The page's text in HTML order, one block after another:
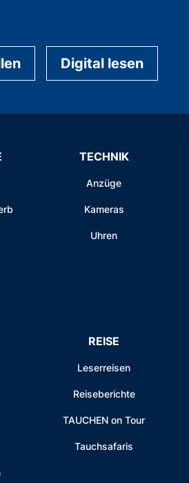
Digital lesen
TECHNIK
Anzüge
Kameras
Uhren
REISE
Leserreisen
Reiseberichte
TAUCHEN on Tour
Tauchsafaris